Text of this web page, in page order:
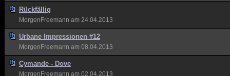
Rückfällig
MorgenFreemann am 24.04.2013
Urbane Impressionen #12
MorgenFreemann am 08.04.2013
Cymande - Dove
MorgenFreemann am 02.04.2013